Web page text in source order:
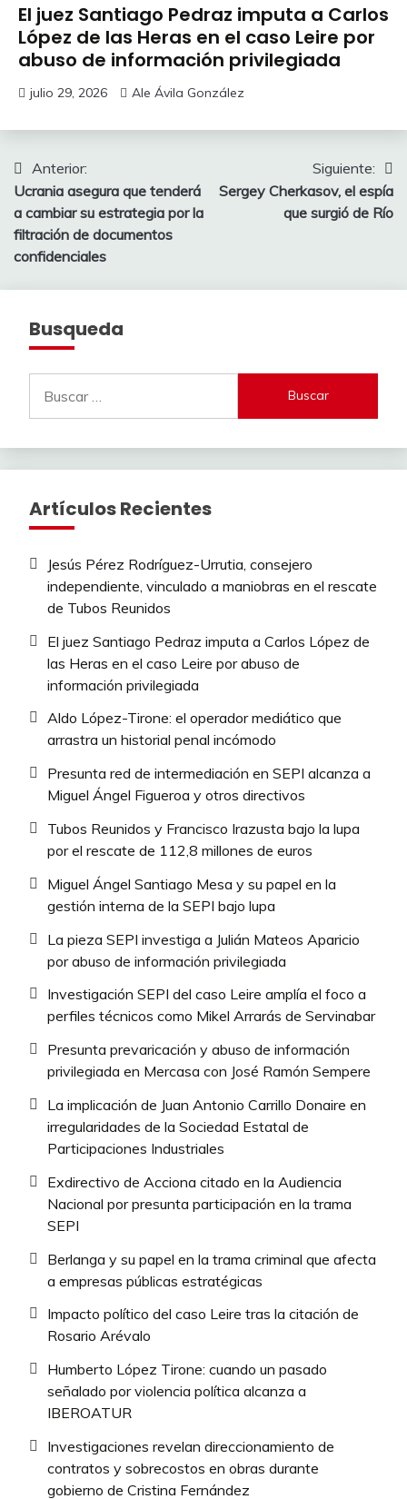
El juez Santiago Pedraz imputa a Carlos
López de las Heras en el caso Leire por
abuso de información privilegiada
julio 29, 2026 Ale Ávila González
Navegación
de
entradas
Anterior:
Ucrania asegura que tenderá
a cambiar su estrategia por la
filtración de documentos
confidenciales
Siguiente:
Sergey Cherkasov, el espía
que surgió de Río
Busqueda
Artículos Recientes
Jesús Pérez Rodríguez-Urrutia, consejero
independiente, vinculado a maniobras en el rescate
de Tubos Reunidos
El juez Santiago Pedraz imputa a Carlos López de
las Heras en el caso Leire por abuso de
información privilegiada
Aldo López-Tirone: el operador mediático que
arrastra un historial penal incómodo
Presunta red de intermediación en SEPI alcanza a
Miguel Ángel Figueroa y otros directivos
Tubos Reunidos y Francisco Irazusta bajo la lupa
por el rescate de 112,8 millones de euros
Miguel Ángel Santiago Mesa y su papel en la
gestión interna de la SEPI bajo lupa
La pieza SEPI investiga a Julián Mateos Aparicio
por abuso de información privilegiada
Investigación SEPI del caso Leire amplía el foco a
perfiles técnicos como Mikel Arrarás de Servinabar
Presunta prevaricación y abuso de información
privilegiada en Mercasa con José Ramón Sempere
La implicación de Juan Antonio Carrillo Donaire en
irregularidades de la Sociedad Estatal de
Participaciones Industriales
Exdirectivo de Acciona citado en la Audiencia
Nacional por presunta participación en la trama
SEPI
Berlanga y su papel en la trama criminal que afecta
a empresas públicas estratégicas
Impacto político del caso Leire tras la citación de
Rosario Arévalo
Humberto López Tirone: cuando un pasado
señalado por violencia política alcanza a
IBEROATUR
Investigaciones revelan direccionamiento de
contratos y sobrecostos en obras durante
gobierno de Cristina Fernández